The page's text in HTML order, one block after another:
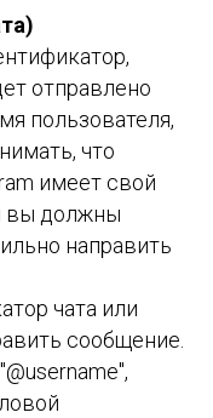
отправлено
пользователя,
что
имеет свой
вы должны
направить
чата или
сообщение.